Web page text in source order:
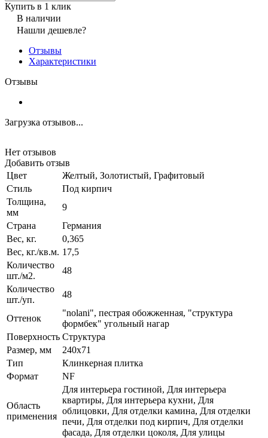
Купить в 1 клик
В наличии
Нашли дешевле?
Отзывы
Характеристики
Отзывы
Загрузка отзывов...
Нет отзывов
Добавить отзыв
Цвет
Желтый, Золотистый, Графитовый
Стиль
Под кирпич
Толщина,
мм
9
Страна
Германия
Вес, кг.
0,365
Вес, кг./кв.м. 17,5
Количество
шт./м2.
48
Количество
шт./уп.
48
Оттенок
"nolani", пестрая обожженная, "структура
формбек" угольный нагар
Поверхность Структура
Размер, мм
240x71
Тип
Клинкерная плитка
Формат
NF
Область
применения
Для интерьера гостиной, Для интерьера
квартиры, Для интерьера кухни, Для
облицовки, Для отделки камина, Для отделки
печи, Для отделки под кирпич, Для отделки
фасада, Для отделки цоколя, Для улицы